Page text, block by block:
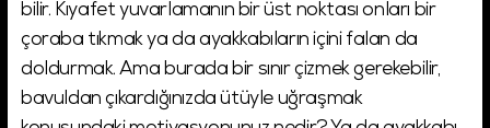
bilir. Kıyafet yuvarlamanın bir üst noktası onları bir
çoraba tıkmak ya da ayakkabıların içini falan da
doldurmak. Ama burada bir sınır çizmek gerekebilir,
bavuldan çıkardığınızda ütüyle uğraşmak